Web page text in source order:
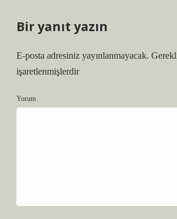
Bir yanıt yazın
E-posta adresiniz yayınlanmayacak.
işaretlenmişlerdir
Yorum